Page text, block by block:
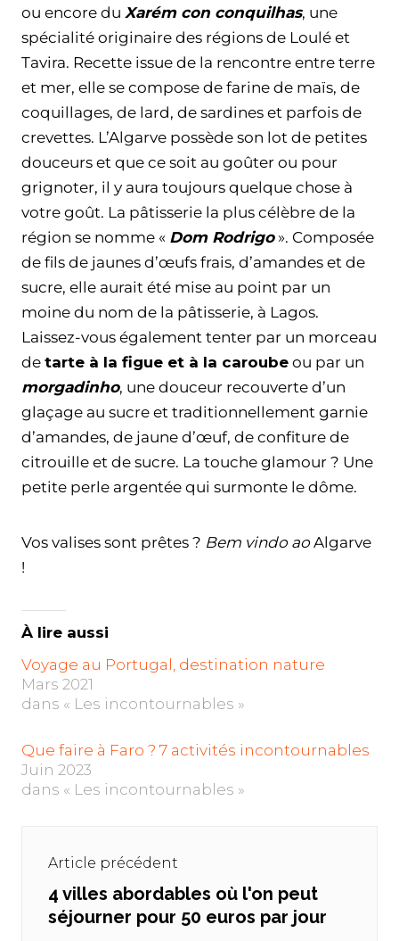
ou encore du Xarém con conquilhas, une
spécialité originaire des régions de Loulé et
Tavira. Recette issue de la rencontre entre terre
et mer, elle se compose de farine de maïs, de
coquillages, de lard, de sardines et parfois de
crevettes. L’Algarve possède son lot de petites
douceurs et que ce soit au goûter ou pour
grignoter, il y aura toujours quelque chose à
votre goût. La pâtisserie la plus célèbre de la
région se nomme « Dom Rodrigo». Composée
de fils de jaunes d’œufs frais, d’amandes et de
sucre, elle aurait été mise au point par un
moine du nom de la pâtisserie, à Lagos.
Laissez-vous également tenter par un morceau
de tarte à la figue et à la caroube ou par un
morgadinho, une douceur recouverte d’un
glaçage au sucre et traditionnellement garnie
d’amandes, de jaune d’œuf, de confiture de
citrouille et de sucre. La touche glamour ? Une
petite perle argentée qui surmonte le dôme.
Vos valises sont prêtes ? Bem vindo aoAlgarve
!
À lire aussi
Voyage au Portugal, destination nature
Mars 2021
dans « Les incontournables »
Que faire à Faro ? 7 activités incontournables
Juin 2023
dans « Les incontournables »
l’articleArticle précédent
Previous
post:
4 villes abordables où l'on peut
séjourner pour 50 euros par jour